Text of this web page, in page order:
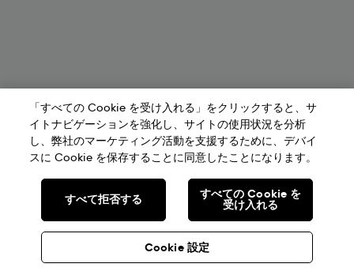
「すべての Cookie を受け入れる」をクリックすると、サ
イトナビゲーションを強化し、サイトの使用状況を分析
し、弊社のマーケティング活動を支援するために、デバイ
スに Cookie を保存することに同意したことになります。
Cookie 設定
すべて拒否する
すべての Cookie を
受け入れる